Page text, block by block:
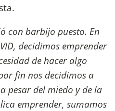
con barbijo puesto. En
decidimos emprender
de hacer algo
fin nos decidimos a
pesar del miedo y de la
emprender, sumamos